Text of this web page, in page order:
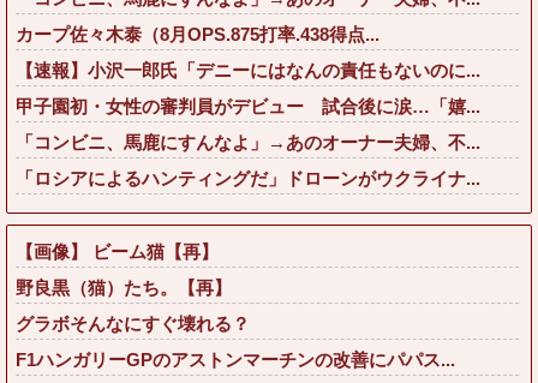
カープ佐々木泰（8月OPS.875打率.438得点...
【速報】小沢一郎氏「デニーにはなんの責任もないのに...
甲子園初・女性の審判員がデビュー 試合後に涙…「嬉...
「コンビニ、馬鹿にすんなよ」→あのオーナー夫婦、不...
「ロシアによるハンティングだ」ドローンがウクライナ...
【画像】 ビーム猫【再】
野良黒（猫）たち。【再】
グラボそんなにすぐ壊れる？
F1ハンガリーGPのアストンマーチンの改善にパパス...